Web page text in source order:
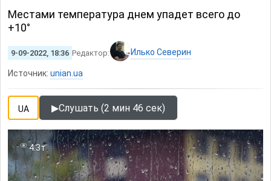
Местами температура днем упадет всего до
+10°
9-09-2022, 18:36 Редактор: Илько Северин
Источник: unian.ua
UA ▶Слушать (2 мин 46 сек)
4.3т